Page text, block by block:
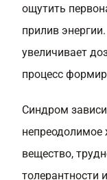
ощутить
прилив
увеличивает
процесс
Синдром
непреодолимое
вещество,
толерантности